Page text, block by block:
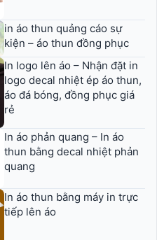
in áo thun quảng cáo sự
kiện – áo thun đồng phục
In logo lên áo – Nhận đặt in
logo decal nhiệt ép áo thun,
áo đá bóng, đồng phục giá
rẻ
In áo phản quang – In áo
thun bằng decal nhiệt phản
quang
In áo thun bằng máy in trực
tiếp lên áo